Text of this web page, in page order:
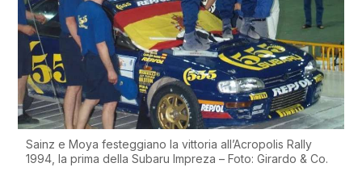
Sainz e Moya festeggiano la vittoria all’Acropolis Rally
1994, la prima della Subaru Impreza – Foto: Girardo & Co.